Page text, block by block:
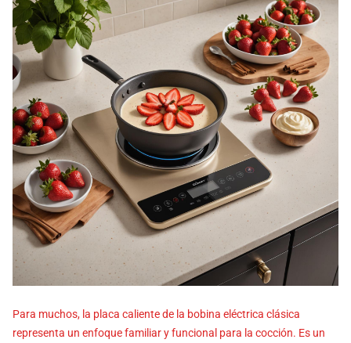
Para muchos, la placa caliente de la bobina eléctrica clásica
representa un enfoque familiar y funcional para la cocción. Es un